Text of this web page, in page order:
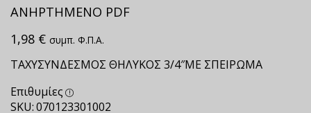
ΑΝΗΡΤΗΜΕΝΟ PDF
1,98 € συμπ. Φ.Π.Α.
ΤΑΧΥΣΥΝΔΕΣΜΟΣ ΘΗΛΥΚΟΣ 3/4″ΜΕ ΣΠΕΙΡΩΜΑ
Επιθυμίες
SKU:070123301002